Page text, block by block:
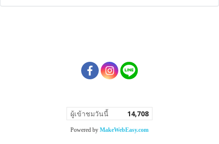
ผู้เข้าชมวันนี้ 14,708
Powered by MakeWebEasy.com